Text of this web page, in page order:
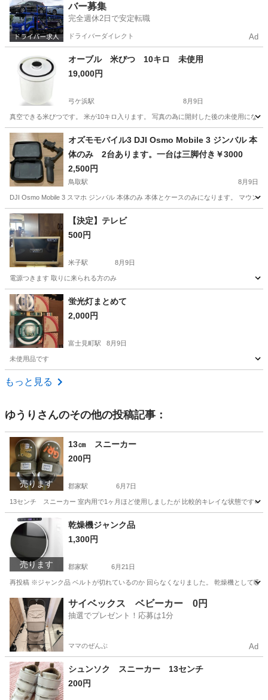
バー募集
完全週休2日で安定転職
ドライバーダイレクト Ad
オーブル 米びつ 10キロ 未使用
19,000円
弓ケ浜駅 8月9日
真空できる米びつです。 米が10キロ入ります。 写真の為に開封した後の未使用にな
鳥取 米子市 弓ケ浜駅 生活家電
オズモモバイル3 DJI Osmo Mobile 3 ジンバル 本
体のみ 2台あります。一台は三脚付き￥3000
2,500円
鳥取駅 8月9日
DJI Osmo Mobile 3 スマホ ジンバル 本体のみ 本体とケースのみになります。 マウン
鳥取 鳥取市 鳥取駅 カメラ
【決定】テレビ
500円
米子駅 8月9日
電源つきます 取りに来られる方のみ
鳥取 米子市 米子駅 テレビ
蛍光灯まとめて
2,000円
富士見町駅 8月9日
未使用品です
鳥取 米子市
もっと見る
ゆうり さんのその他の投稿記事：
売ります
13㎝ スニーカー
200円
郡家駅 6月7日
13センチ スニーカー 室内用で1ヶ月ほど使用しましたが 比較的キレイな状態です⭐︎
鳥取 八頭郡 郡家駅 キッズ用品
売ります
乾燥機ジャンク品
1,300円
郡家駅 6月21日
再投稿 ※ジャンク品 ベルトが切れているのか 回らなくなりました。 乾燥機として暖
鳥取 八頭郡 郡家駅 生活家電 ジャンク品
サイベックス ベビーカー 0円
抽選でプレゼント！応募は1分
ママのぜんぶ Ad
シュンソク スニーカー 13センチ
200円